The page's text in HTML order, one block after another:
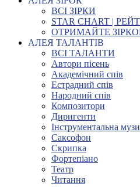
ВСІ ЗІРКИ
STAR CHART |
ОТРИМАЙТЕ
АЛЕЯ ТАЛАНТІВ
ВСІ ТАЛАНТИ
Автори пісень
Академічний спів
Естрадний спів
Народний спів
Композитори
Диригенти
Інструментальна
Саксофон
Скрипка
Фортепіано
Театр
Читання